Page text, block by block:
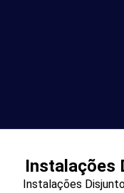
Instalações
Instalações